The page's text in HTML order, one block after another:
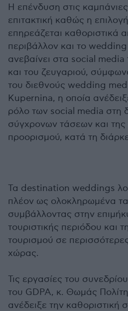
Η επένδυση στις
επιτακτική καθώς η
επηρεάζεται καθοριστικά
περιβάλλον και το
ανεβαίνει στα social
και του ζευγαριού,
του διεθνούς wedding
Kupernina, η οποία
ρόλο των social media στη
σύγχρονων τάσεων και της
προορισμού, κατά τη
Τα destination weddings
πλέον ως ολοκληρωμένα
συμβάλλοντας στην
τουριστικής περιόδου και
τουρισμού σε
χώρας.
Τις εργασίες του
του GDPA, κ. Θωμάς
ανέδειξε την καθοριστική